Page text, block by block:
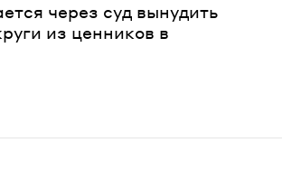
через суд вынудить
из ценников в